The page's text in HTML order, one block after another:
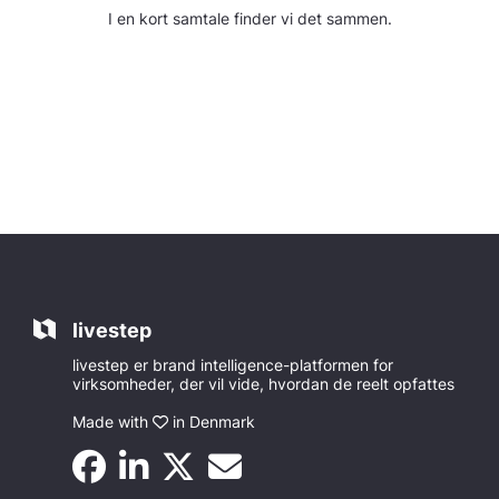
I en kort samtale finder vi det sammen.
livestep
livestep er brand intelligence-platformen for
virksomheder, der vil vide, hvordan de reelt opfattes
Made with
in Denmark